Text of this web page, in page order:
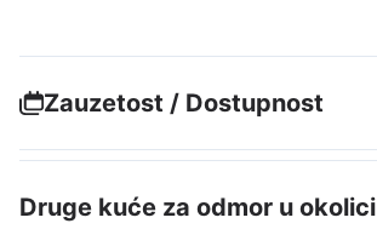
Zauzetost / Dostupnost
Druge kuće za odmor u okolici